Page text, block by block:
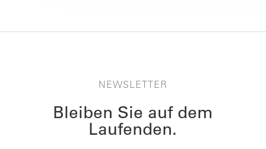
NEWSLETTER
Bleiben Sie auf dem
Laufenden.